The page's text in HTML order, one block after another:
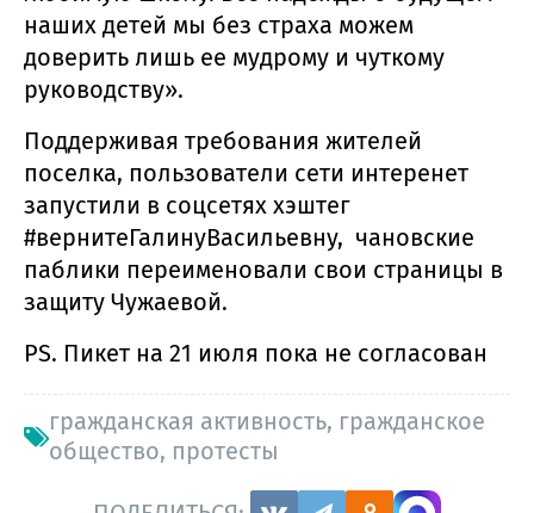
наших детей мы без страха можем
доверить лишь ее мудрому и чуткому
руководству».
Поддерживая требования жителей
поселка, пользователи сети интеренет
запустили в соцсетях хэштег
#вернитеГалинуВасильевну, чановские
паблики переименовали свои страницы в
защиту Чужаевой.
PS. Пикет на 21 июля пока не согласован
гражданская активность, гражданское
общество, протесты